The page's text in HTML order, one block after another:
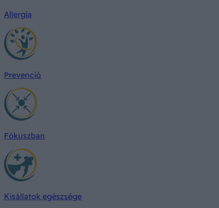
Allergia
Prevenció
Fókuszban
Kisállatok egészsége